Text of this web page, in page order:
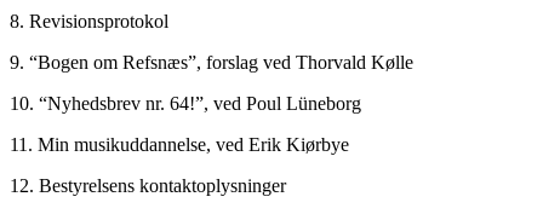
8. Revisionsprotokol
9. “Bogen om Refsnæs”, forslag ved Thorvald Kølle
10. “Nyhedsbrev nr. 64!”, ved Poul Lüneborg
11. Min musikuddannelse, ved Erik Kiørbye
12. Bestyrelsens kontaktoplysninger